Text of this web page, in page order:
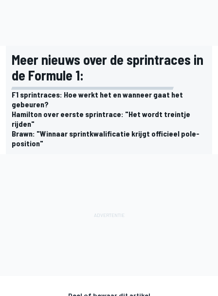
Meer nieuws over de sprintraces in
de Formule 1:
F1 sprintraces: Hoe werkt het en wanneer gaat het
gebeuren?
Hamilton over eerste sprintrace: "Het wordt treintje
rijden"
Brawn: "Winnaar sprintkwalificatie krijgt officieel pole-
position"